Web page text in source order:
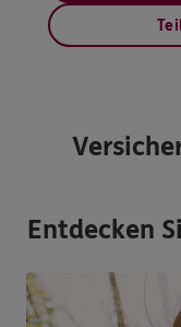
Entdecken